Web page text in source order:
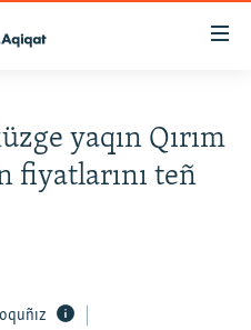
yaqın Qırım
fiyatlarını teñ